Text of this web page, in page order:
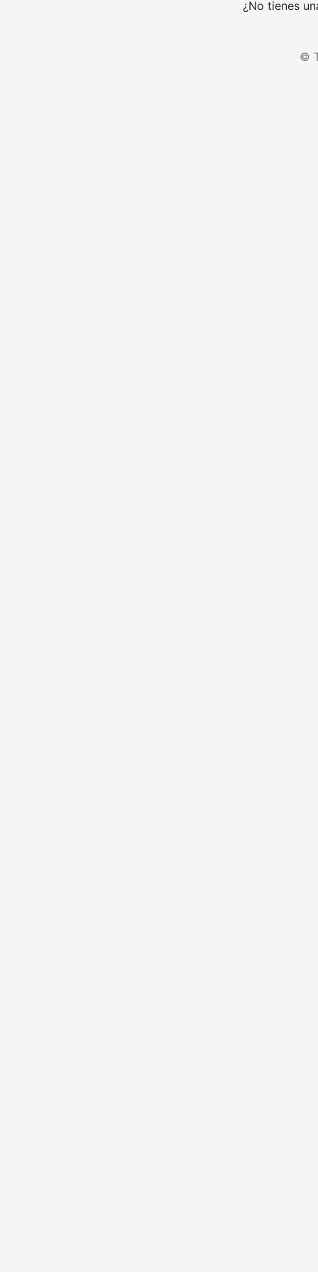
¿No tienes
©